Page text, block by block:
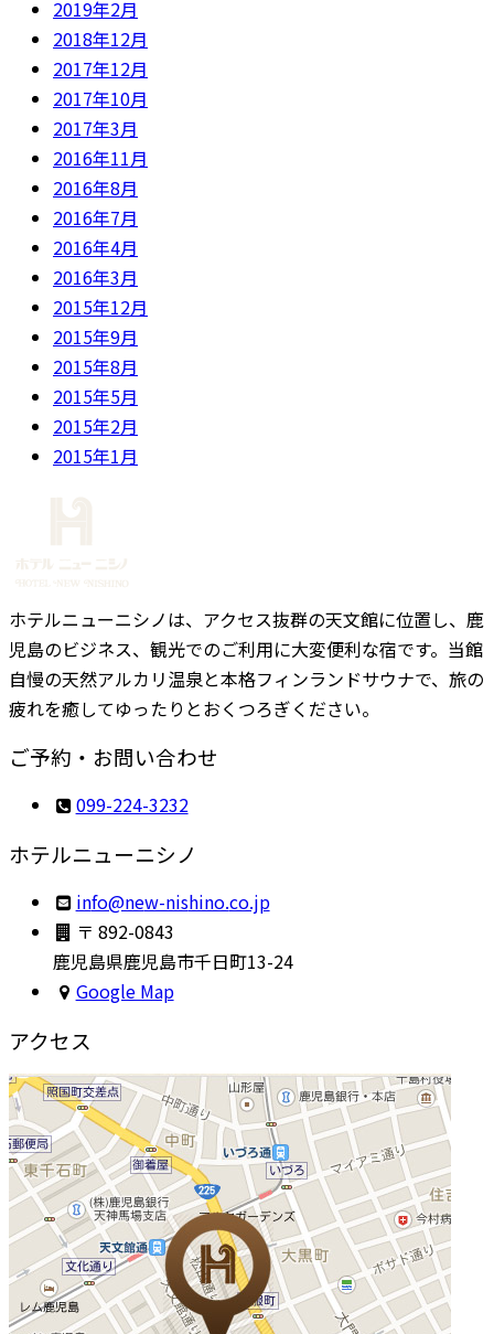
2019年2月
2018年12月
2017年12月
2017年10月
2017年3月
2016年11月
2016年8月
2016年7月
2016年4月
2016年3月
2015年12月
2015年9月
2015年8月
2015年5月
2015年2月
2015年1月
ホテルニューニシノは、アクセス抜群の天文館に位置し、鹿
児島のビジネス、観光でのご利用に大変便利な宿です。当館
自慢の天然アルカリ温泉と本格フィンランドサウナで、旅の
疲れを癒してゆったりとおくつろぎください。
ご予約・お問い合わせ
099-224-3232
ホテルニューニシノ
pj.oc
.onih
sin-w
en@of
ni
〒 892-0843
鹿児島県鹿児島市千日町13-24
Google Map
アクセス